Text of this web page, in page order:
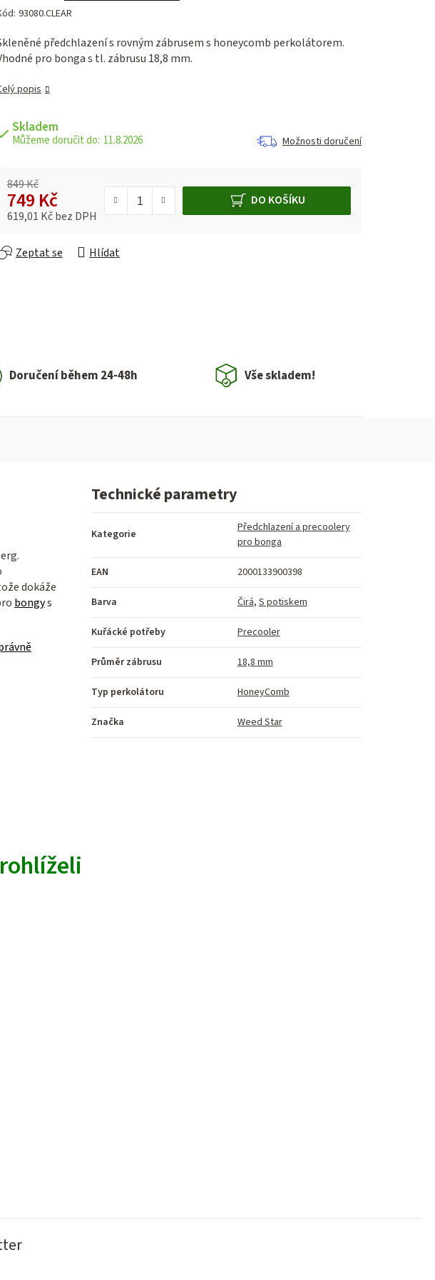
93080.CLEAR
předchlazení s rovným zábrusem s honeycomb perkolátorem.
pro bonga s tl. zábrusu 18,8 mm.
popis
Skladem
11.8.2026 Možnosti doručení
849 Kč
749 Kč
619,01 Kč bez DPH
DO KOŠÍKU
Zeptat se Hlídat
Doručení během 24-48h Vše skladem!
dokáže
bongys
Technické parametry
Kategorie
Předchlazení a precoolery
pro bonga
EAN 2000133900398
Barva Čirá,S potiskem
Kuřácké potřeby Precooler
Průměr zábrusu 18,8 mm
Typ perkolátoru HoneyComb
Značka Weed Star